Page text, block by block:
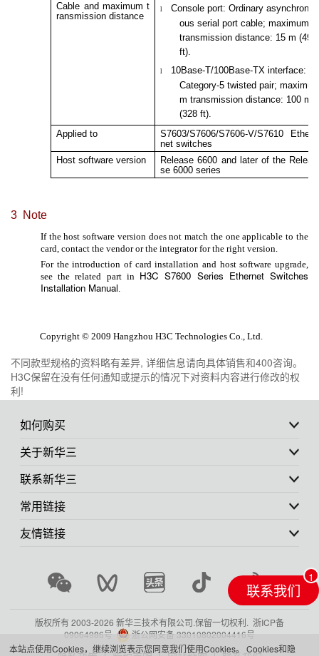
Cable and maximum t
ransmission distance
l
Console port: Ordinary asynchron
ous serial port cable; maximum
transmission distance: 15 m (49
ft).
l
10Base-T/100Base-TX interface:
Category-5 twisted pair; maximu
m transmission distance: 100 m
(328 ft).
Applied to
S7603/S7606/S7606-V/S7610 Ether
net switches
Host software version
Release 6600 and later of the Relea
se 6000 series
3 Note
If the host software version does not match the one applicable to the
card, contact the vendor or the integrator for the right version.
For the introduction of card installation and host software upgrade,
see the related part in H3C S7600 Series Ethernet Switches
Installation Manual
Copyright © 2009 Hangzhou H3C Technologies Co., Ltd.
不同款型规格的资料略有差异, 详细信息请向具体销售和400咨询。
H3C保留在没有任何通知或提示的情况下对资料内容进行修改的权
利!
如何购买
关于新华三
联系新华三
常用链接
友情链接
版权所有 2003-2026 新华三技术有限公司.保留一切权利. 浙ICP备
09064986号
浙公网安备 33010802004416号
联系我们
本站点使用Cookies，继续浏览表示您同意我们使用Cookies。 Cookies和隐